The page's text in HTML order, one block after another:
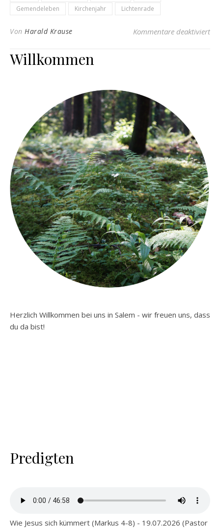
Gemendeleben
Kirchenjahr Lichtenrade
Von Harald Krause Kommentare deaktiviert
Willkommen
Herzlich Willkommen bei uns in Salem - wir freuen uns, dass
du da bist!
Predigten
Wie Jesus sich kümmert (Markus 4-8) - 19.07.2026 (Pastor